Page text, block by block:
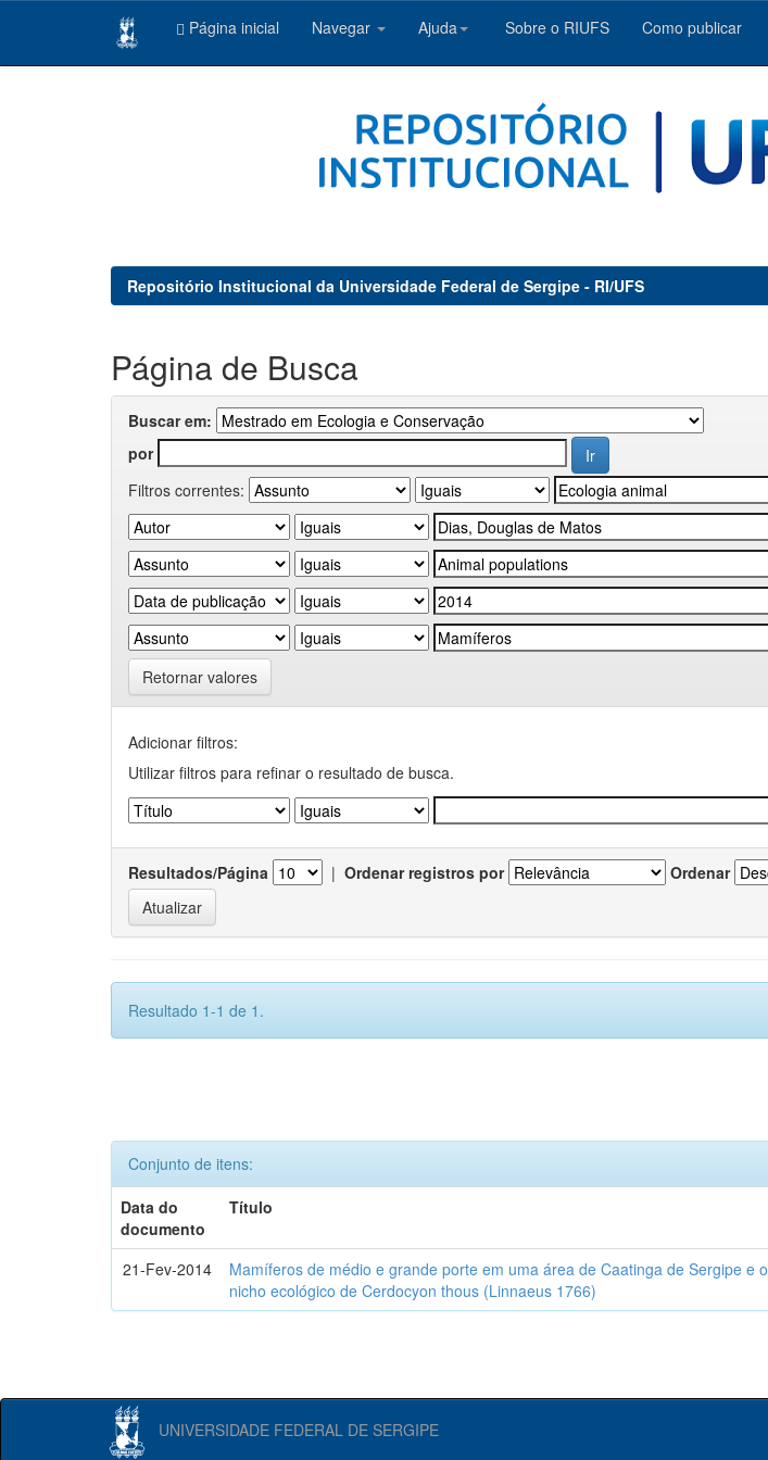
Página inicial Navegar Ajuda Sobre o RIUFS Como publicar
Repositório Institucional da Universidade Federal de Sergipe - RI/UFS
Página de Busca
Buscar em:
por
Filtros correntes:
Retornar valores
Adicionar filtros:
Utilizar filtros para refinar o resultado de busca.
Resultados/Página | Ordenar registros por Ordenar
Resultado 1-1 de 1.
Conjunto de itens:
Data do
documento
Título
21-Fev-2014
Mamíferos de médio e grande porte em uma área de Caatinga de Sergipe e o
nicho ecológico de Cerdocyon thous (Linnaeus 1766)
UNIVERSIDADE FEDERAL DE SERGIPE